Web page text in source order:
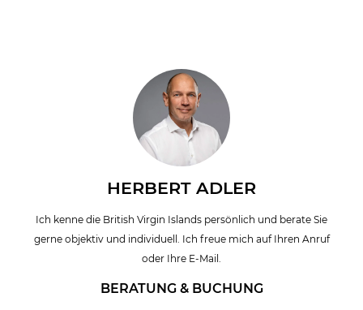
HERBERT ADLER
Ich kenne die British Virgin Islands persönlich und berate Sie
gerne objektiv und individuell. Ich freue mich auf Ihren Anruf
oder Ihre E-Mail.
BERATUNG & BUCHUNG